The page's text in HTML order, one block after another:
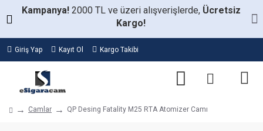
Kampanya! 2000 TL ve üzeri alışverişlerde, Ücretsiz
Kargo!
Giriş Yap Kayıt Ol Kargo Takibi
Camlar QP Desing Fatality M25 RTA Atomizer Camı